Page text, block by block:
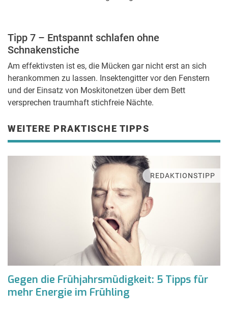
Tipp 7 – Entspannt schlafen ohne
Schnakenstiche
Am effektivsten ist es, die Mücken gar nicht erst an sich
herankommen zu lassen. Insektengitter vor den Fenstern
und der Einsatz von Moskitonetzen über dem Bett
versprechen traumhaft stichfreie Nächte.
WEITERE PRAKTISCHE TIPPS
REDAKTIONSTIPP
Gegen die Frühjahrsmüdigkeit: 5 Tipps für
mehr Energie im Frühling